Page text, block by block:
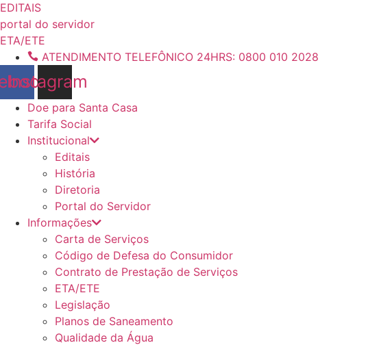
conteúdo
EDITAIS
portal do servidor
ETA/ETE
ATENDIMENTO TELEFÔNICO 24HRS: 0800 010 2028
Instagram
Doe para Santa Casa
Tarifa Social
Institucional
Editais
História
Diretoria
Portal do Servidor
Informações
Carta de Serviços
Código de Defesa do Consumidor
Contrato de Prestação de Serviços
ETA/ETE
Legislação
Planos de Saneamento
Qualidade da Água